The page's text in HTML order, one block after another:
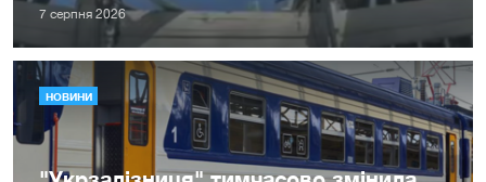
7 серпня 2026
НОВИНИ